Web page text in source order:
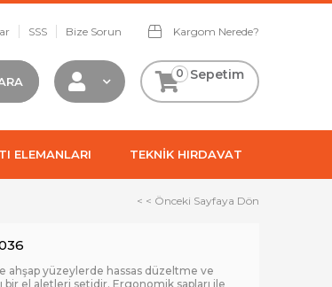
SSS Bize Sorun Kargom Nerede?
Sepetim
0
ELEMANLARI TEKNİK HIRDAVAT
< < Önceki Sayfaya Dön
ahşap yüzeylerde hassas düzeltme ve
bir el aletleri setidir. Ergonomik sapları ile